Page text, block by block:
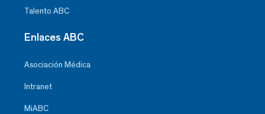
Talento ABC
Enlaces ABC
Asociación Médica
Intranet
MiABC